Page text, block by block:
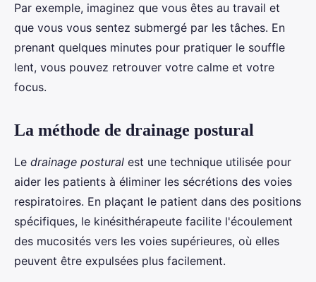
Par exemple, imaginez que vous êtes au travail et
que vous vous sentez submergé par les tâches. En
prenant quelques minutes pour pratiquer le souffle
lent, vous pouvez retrouver votre calme et votre
focus.
La méthode de drainage postural
Le drainage postural est une technique utilisée pour
aider les patients à éliminer les sécrétions des voies
respiratoires. En plaçant le patient dans des positions
spécifiques, le kinésithérapeute facilite l'écoulement
des mucosités vers les voies supérieures, où elles
peuvent être expulsées plus facilement.